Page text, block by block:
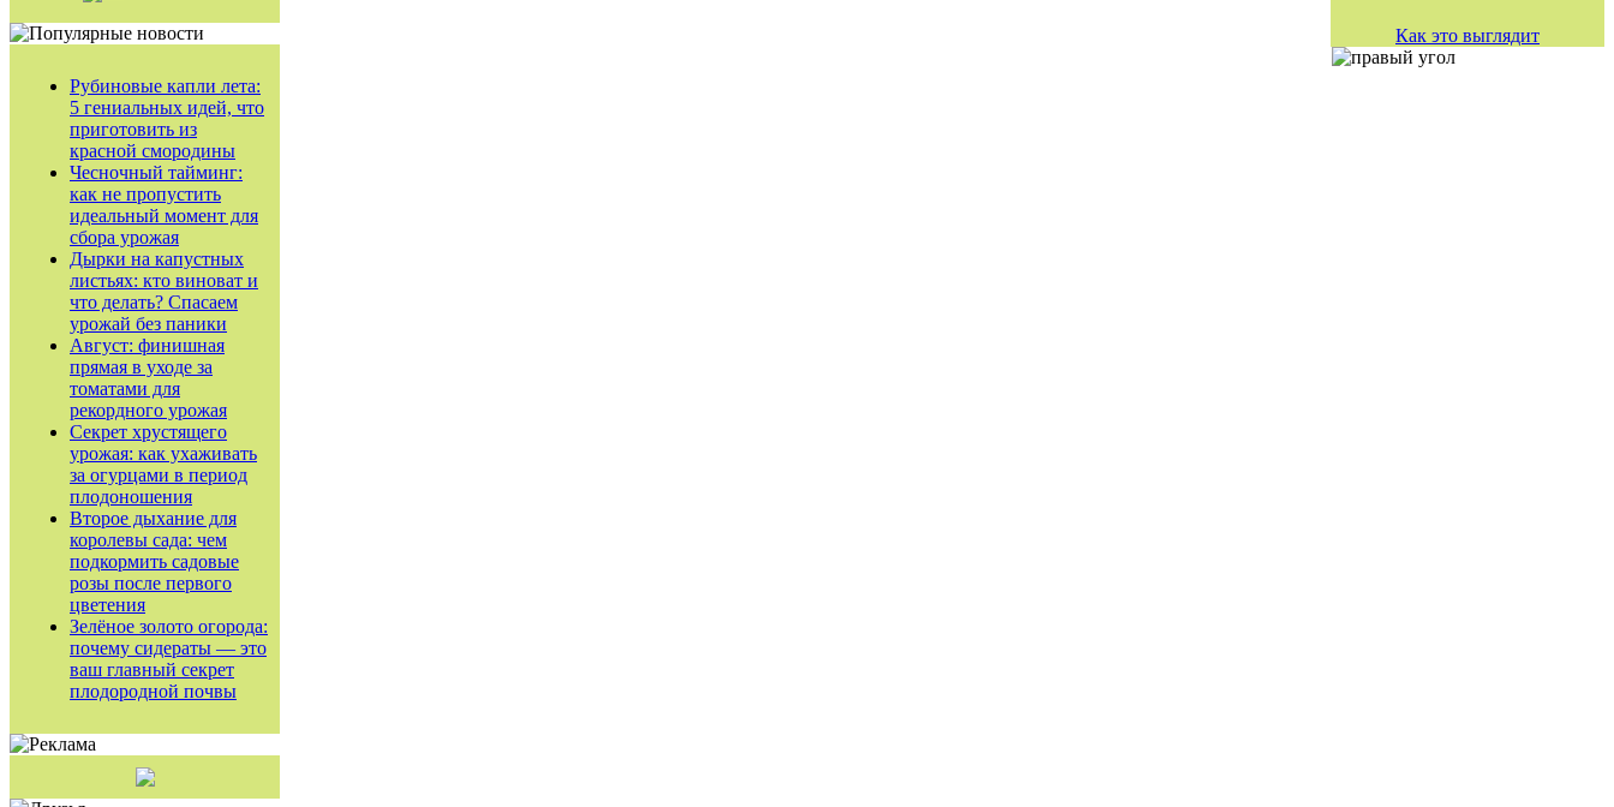
Рубиновые капли лета:
5 гениальных идей, что
приготовить из
красной смородины
Чесночный тайминг:
как не пропустить
идеальный момент для
сбора урожая
Дырки на капустных
листьях: кто виноват и
что делать? Спасаем
урожай без паники
Август: финишная
прямая в уходе за
томатами для
рекордного урожая
Секрет хрустящего
урожая: как ухаживать
за огурцами в период
плодоношения
Второе дыхание для
королевы сада: чем
подкормить садовые
розы после первого
цветения
Зелёное золото огорода:
почему сидераты — это
ваш главный секрет
плодородной почвы
Как это выглядит